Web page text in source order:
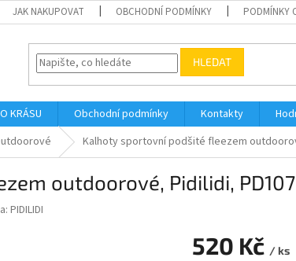
JAK NAKUPOVAT OBCHODNÍ PODMÍNKY PODMÍNKY
HLEDAT
KRÁSU Obchodní podmínky Kontakty
Kalhoty sportovní podšité fleezem
outdoorové, Pidilidi,
PIDILIDI
520 Kč / ks